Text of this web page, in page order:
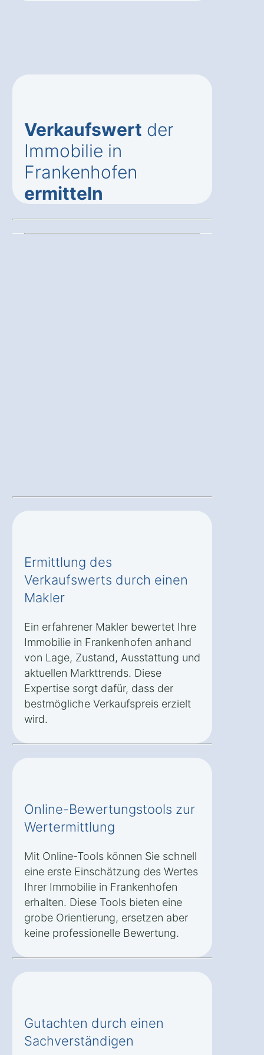
Verkaufswert der
Immobilie in
Frankenhofen
ermitteln
Ermittlung des
Verkaufswerts durch einen
Makler
Ein erfahrener Makler bewertet Ihre
Immobilie in Frankenhofen anhand
von Lage, Zustand, Ausstattung und
aktuellen Markttrends. Diese
Expertise sorgt dafür, dass der
bestmögliche Verkaufspreis erzielt
wird.
Online-Bewertungstools zur
Wertermittlung
Mit Online-Tools können Sie schnell
eine erste Einschätzung des Wertes
Ihrer Immobilie in Frankenhofen
erhalten. Diese Tools bieten eine
grobe Orientierung, ersetzen aber
keine professionelle Bewertung.
Gutachten durch einen
Sachverständigen